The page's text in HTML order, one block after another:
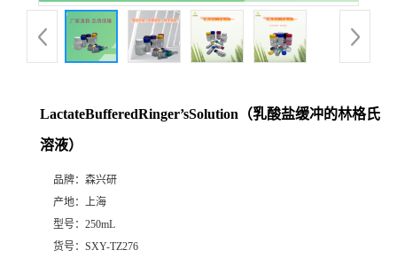
LactateBufferedRinger’sSolution（乳酸盐缓冲的林格氏
溶液）
品牌： 森兴研
产地： 上海
型号： 250mL
货号： SXY-TZ276